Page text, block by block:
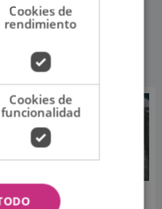
Pausini reveló cuál
Cookies de
rendimiento
Cookies de
funcionalidad